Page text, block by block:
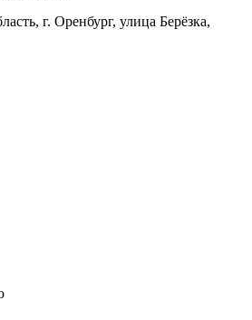
г. Оренбург, улица Берёзка,